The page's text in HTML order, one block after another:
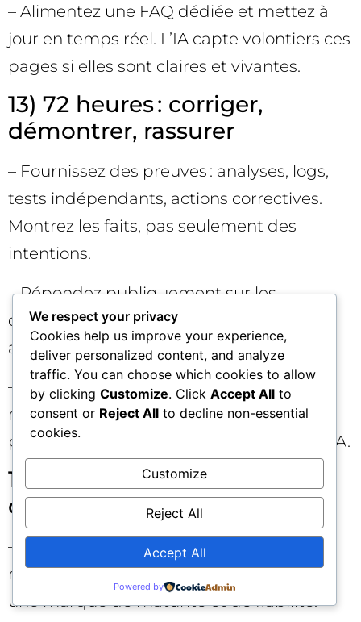
– Alimentez une FAQ dédiée et mettez à
jour en temps réel. L’IA capte volontiers ces
pages si elles sont claires et vivantes.
13) 72 heures : corriger,
démontrer, rassurer
– Fournissez des preuves : analyses, logs,
tests indépendants, actions correctives.
Montrez les faits, pas seulement des
intentions.
– Répondez publiquement sur les
communautés clés. Désamorcez les
approximations, sans condescendance.
– Briefez les porte-parole et alignez les
messages. La cohérence multiplie la
probabilité d’être repris fidèlement par l’IA.
14) 7 jours : réparer et
capitaliser
– Publiez un post‑mortem clair : cause
racine, mesures, échéances de suivi. C’est
une marque de maturité et de fiabilité.
We respect your privacy
Cookies help us improve your experience,
deliver personalized content, and analyze
traffic. You can choose which cookies to allow
by clicking Customize. Click Accept All to
consent or Reject All to decline non-essential
cookies.
Customize
Reject All
Accept All
Powered by